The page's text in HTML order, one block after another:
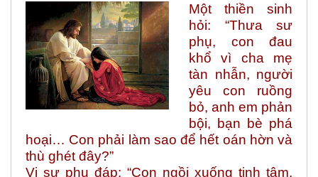
Một thiền sinh
hỏi: “Thưa sư
phụ, con đau
khổ vì cha mẹ
tàn nhẫn, người
yêu con ruồng
bỏ, anh em phản
bội, bạn bè phá
hoại… Con phải làm sao để hết oán hờn và
thù ghét đây?”
Vị sư phụ đáp: “Con ngồi xuống tịnh tâm,